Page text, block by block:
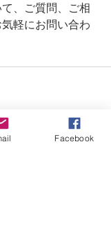
、ご質問、ご相
軽にお問い合わ
Facebook